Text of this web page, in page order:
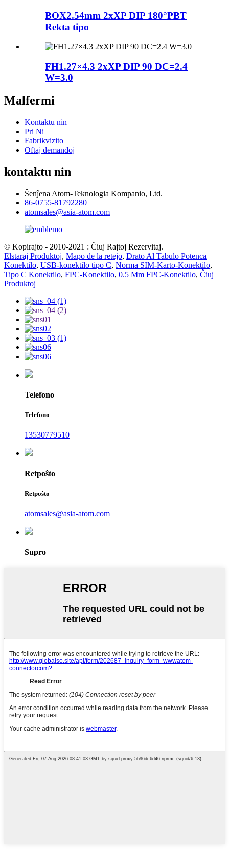
BOX2.54mm 2xXP DIP 180°PBT
Rekta tipo
FH1.27×4.3 2xXP DIP 90 DC=2.4
W=3.0
Malfermi
Kontaktu nin
Pri Ni
Fabrikvizito
Oftaj demandoj
kontaktu nin
Ŝenĵena Atom-Teknologia Kompanio, Ltd.
86-0755-81792280
atomsales@asia-atom.com
© Kopirajto - 2010-2021 : Ĉiuj Rajtoj Rezervitaj.
Elstaraj Produktoj, Mapo de la retejo, Drato Al Tabulo Potenca
Konektilo, USB-konektilo tipo C, Norma SIM-Karto-Konektilo,
Tipo C Konektilo, FPC-Konektilo, 0.5 Mm FPC-Konektilo, Ĉiuj
Produktoj
Telefono
Telefono
13530779510
Retpoŝto
Retpoŝto
atomsales@asia-atom.com
Supro